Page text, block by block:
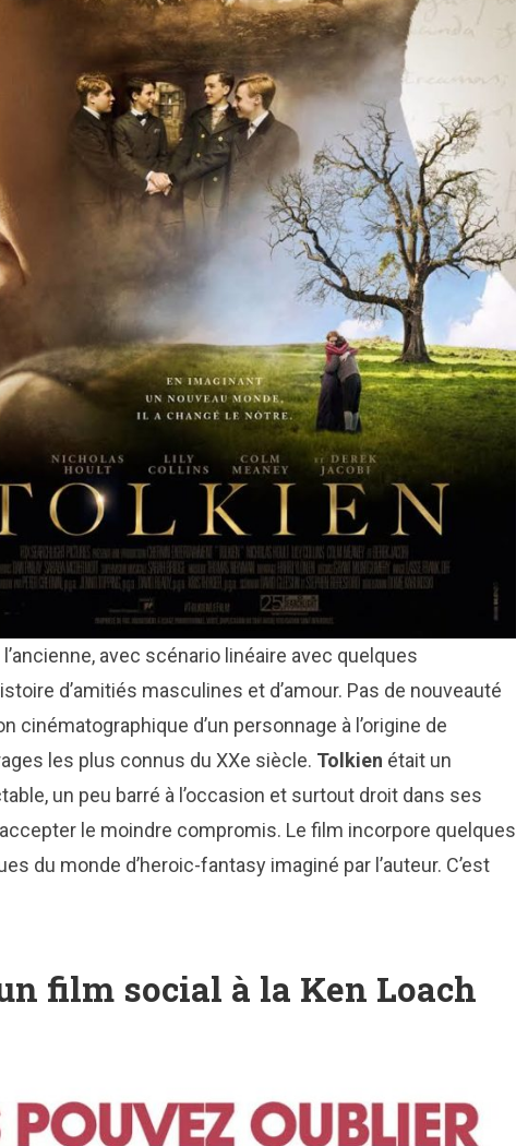
avec scénario linéaire avec quelques
d’amitiés masculines et d’amour. Pas de nouveauté
cinématographique d’un personnage à l’origine de
les plus connus du XXe siècle. Tolkien était un
un peu barré à l’occasion et surtout droit dans ses
le moindre compromis. Le film incorpore quelques
du monde d’heroic-fantasy imaginé par l’auteur. C’est
film social à la Ken Loach